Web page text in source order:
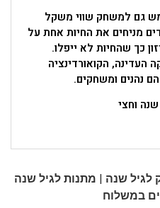
גם למשחק שווי משקל
מניחים את החיות אחת על
כך שהחיות לא ייפלו.
העדינה, הקואורדינציה
נהנים ומשחקים.
וחצי
לגיל שנה | מתנות לגיל שנה
במשלוח